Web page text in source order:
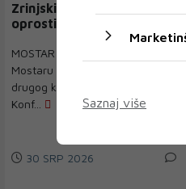
Zrinjski se remijem
oprostio od Europe
MOSTAR - Mostarski Zrinjski u
Mostaru je večeras, u sklopu
drugog kola kvalifikacija za UEFA
Konf...
30 SRP 2026
Saznaj više